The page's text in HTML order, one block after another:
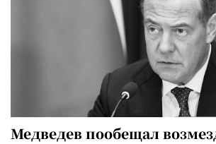
Медведев пообещал